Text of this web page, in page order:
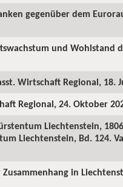
gegenüber dem
und Wohlstand
Wirtschaft Regional, 18.
Regional, 24. Oktober
Liechtenstein,
Liechtenstein, Bd. 124.
in